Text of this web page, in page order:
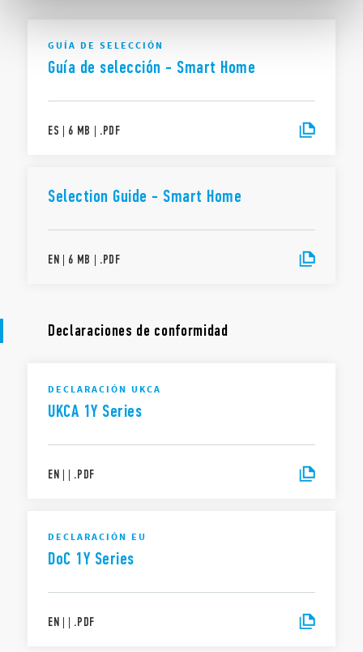
GUÍA DE SELECCIÓN
Guía de selección - Smart Home
ES | 6 MB | .PDF
Selection Guide - Smart Home
EN | 6 MB | .PDF
Declaraciones de conformidad
DECLARACIÓN UKCA
UKCA 1Y Series
EN | | .PDF
DECLARACIÓN EU
DoC 1Y Series
EN | | .PDF